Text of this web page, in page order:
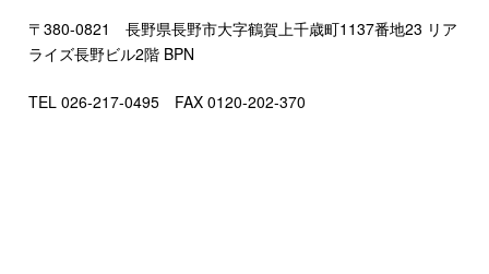
〒380-0821 長野県長野市大字鶴賀上千歳町1137番地23 リア
ライズ長野ビル2階 BPN
TEL 026-217-0495 FAX 0120-202-370